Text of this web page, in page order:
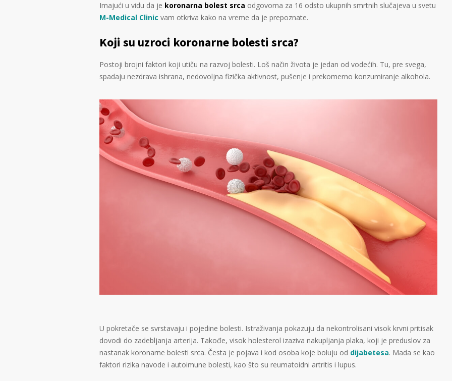
Imajući u vidu da je koronarna bolest srca odgovorna za 16 odsto ukupnih smrtnih slučajeva u svetu
M-Medical Clinic vam otkriva kako na vreme da je prepoznate.
Koji su uzroci koronarne bolesti srca?
Postoji brojni faktori koji utiču na razvoj bolesti. Loš način života je jedan od vodećih. Tu, pre svega,
spadaju nezdrava ishrana, nedovoljna fizička aktivnost, pušenje i prekomerno konzumiranje alkohola.
U pokretače se svrstavaju i pojedine bolesti. Istraživanja pokazuju da nekontrolisani visok krvni pritisak
dovodi do zadebljanja arterija. Takođe, visok holesterol izaziva nakupljanja plaka, koji je preduslov za
nastanak koronarne bolesti srca. Česta je pojava i kod osoba koje boluju od dijabetesa. Mada se kao
faktori rizika navode i autoimune bolesti, kao što su reumatoidni artritis i lupus.